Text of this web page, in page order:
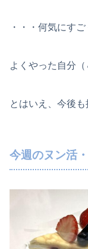
・・・何気にす
よくやった自分（
とはいえ、今後も
今週のヌン活